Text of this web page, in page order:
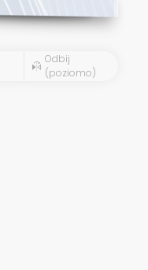
Odbij
(poziomo)